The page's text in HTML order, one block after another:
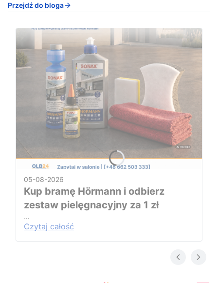
Przejdź do bloga
05-08-2026
Kup bramę Hörmann i odbierz
zestaw pielęgnacyjny za 1 zł
…
Czytaj całość